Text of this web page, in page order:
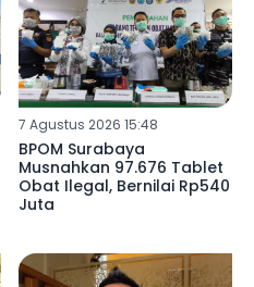
7 Agustus 2026 15:48
BPOM Surabaya
Musnahkan 97.676 Tablet
Obat Ilegal, Bernilai Rp540
Juta